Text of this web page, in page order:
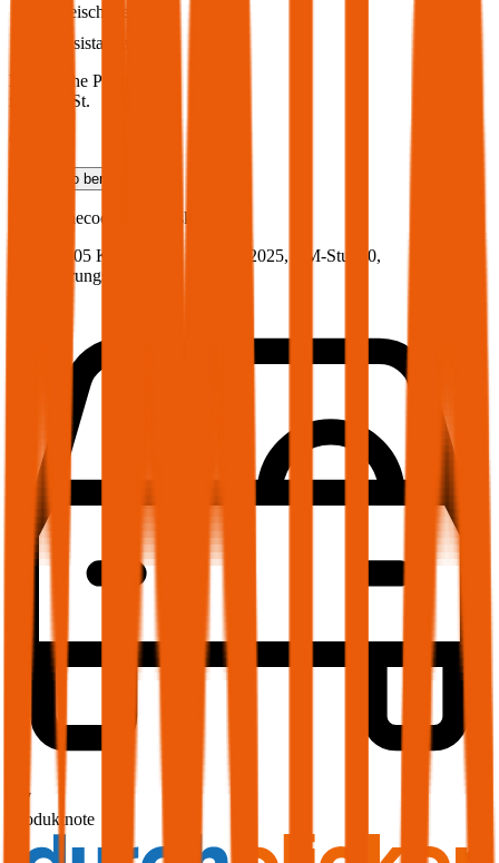
Freischaden
Assistance
Monatliche Prämie
inkl. mVSt.
€ 90,06
Teilkasko berechnen
Jaecoo 7, Vollkasko
143 PS/105 KW, hybrid, Baujahr 2025, BM-Stufe 0,
Versicherungsnehmer 30 Jahre
1,7
Produktnote